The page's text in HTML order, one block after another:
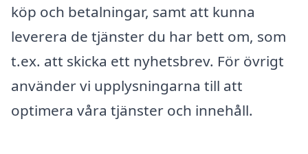
köp och betalningar, samt att kunna
leverera de tjänster du har bett om, som
t.ex. att skicka ett nyhetsbrev. För övrigt
använder vi upplysningarna till att
optimera våra tjänster och innehåll.